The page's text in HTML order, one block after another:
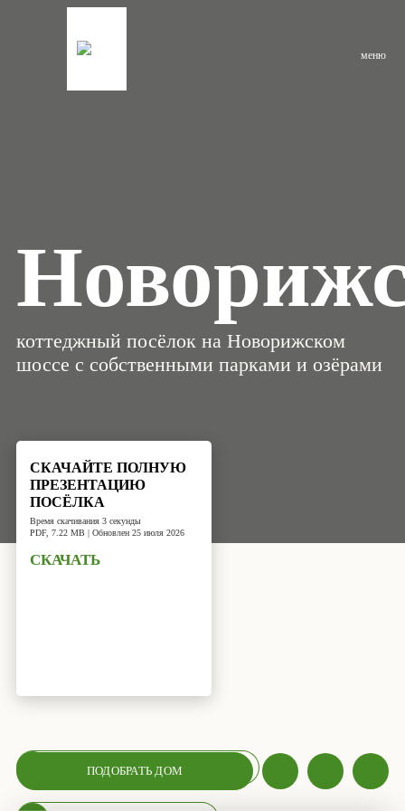
меню
коттеджный посёлок на Новорижском
шоссе с собственными парками и озёрами
СКАЧАЙТЕ ПОЛНУЮ
ПРЕЗЕНТАЦИЮ
ПОСЁЛКА
Время скачивания 3 секунды
PDF, 7.22 MB | Обновлен 25 июля 2026
СКАЧАТЬ
РАСПОЛОЖЕНИЕ НА КАРТЕ
ПОДОБРАТЬ ДОМ